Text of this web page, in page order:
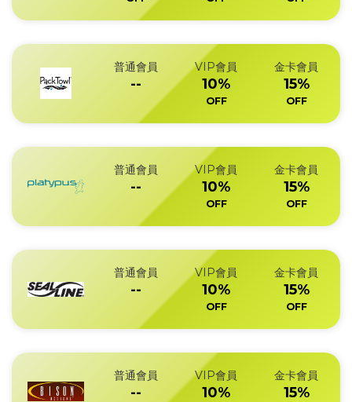
普通會員
--
VIP會員
10%
OFF
金卡會員
15%
OFF
普通會員
--
VIP會員
10%
OFF
金卡會員
15%
OFF
普通會員
--
VIP會員
10%
OFF
金卡會員
15%
OFF
普通會員
--
VIP會員
10%
金卡會員
15%